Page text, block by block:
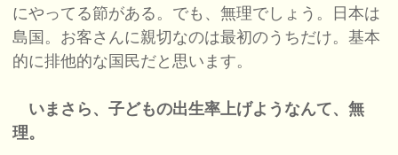
にやってる節がある。でも、無理でしょう。日本は
島国。お客さんに親切なのは最初のうちだけ。基本
的に排他的な国民だと思います。
いまさら、子どもの出生率上げようなんて、無
理。